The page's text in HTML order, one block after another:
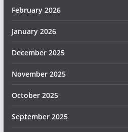
February 2026
January 2026
December 2025
November 2025
October 2025
September 2025